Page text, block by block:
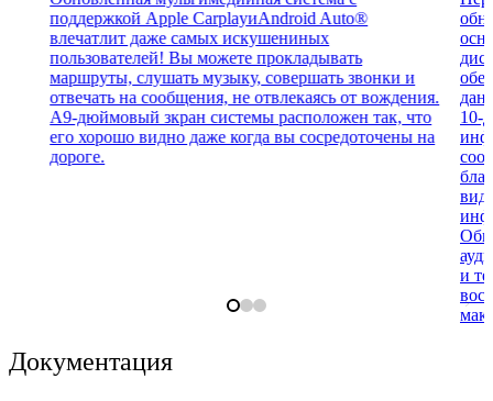
поддержкой Apple CarplayиAndroid Auto®
влечатлит даже самых искушениных
пользователей! Вы можете прокладывать
маршруты, слушать музыку, совершать звонки и
отвечать на сообщения, не отвлекаясь от вождения.
А9-дюймовый зкран системы расположен так, что
его хорошо видно даже когда вы сосредоточены на
дороге.
10-
и
Документация